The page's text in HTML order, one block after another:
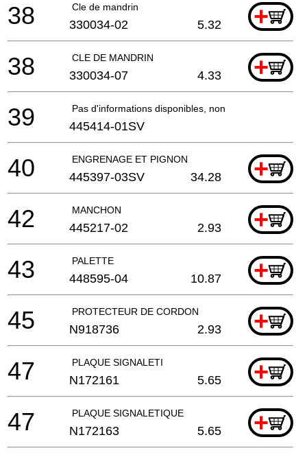
Cle de mandrin +
38 330034-02 5.32
CLE DE MANDRIN +
38 330034-07 4.33
Pas d'informations disponibles, non commandable
39 445414-01SV
ENGRENAGE ET PIGNON +
40 445397-03SV 34.28
MANCHON +
42 445217-02 2.93
PALETTE +
43 448595-04 10.87
PROTECTEUR DE CORDON +
45 N918736 2.93
PLAQUE SIGNALETI +
47 N172161 5.65
PLAQUE SIGNALETIQUE +
47 N172163 5.65